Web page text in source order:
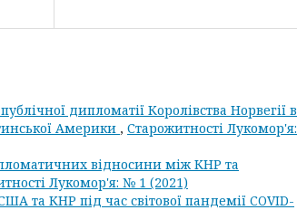
дипломатії Королівства Норвегії в
Америки , Старожитності Лукомор'я:
відносини між КНР та
Лукомор'я: № 1 (2021)
та КНР під час світової пандемії COVID-